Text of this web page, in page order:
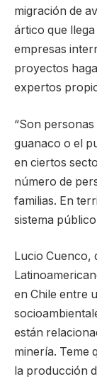
migración de
ártico que
empresas
proyectos
expertos
“Son
guanaco o el
en ciertos
número de
familias. En
sistema
Lucio Cuenco,
en Chile entre
están
minería. Teme
la producción